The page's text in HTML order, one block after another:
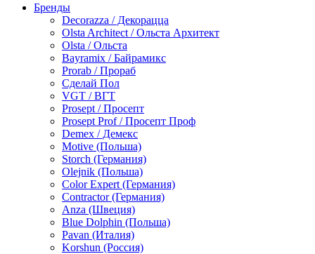
по металлу
антикорозийные
под декоративные штукатурки
для гипсокартона
под штукатурку
Герметик
акриловые
силиконовые универсальные, нейтральные
силиконовые санитарные (антигрибковые)
шовные для срубов
для кровли
для каминов
полиуретановые
Декоративные штукатурки и краски
краски для декора, патина
мокрый шелк
венецианские (эффект мрамора)
песок (эффект песчаных вихрей)
декоративная шпаклевка
Бренды
Decorazza / Декорацца
Olsta Architect / Ольста Архитект
Olsta / Ольста
Bayramix / Байрамикс
Prorab / Прораб
Сделай Пол
VGT / ВГТ
Prosept / Просепт
Prosept Prof / Просепт Проф
Demex / Демекс
Motive (Польша)
Storch (Германия)
Olejnik (Польша)
Color Expert (Германия)
Contractor (Германия)
Anza (Швеция)
Blue Dolphin (Польша)
Pavan (Италия)
Korshun (Россия)